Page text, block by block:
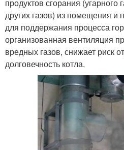
продуктов сгорания (угарного
других газов) из помещения и
для поддержания процесса
организованная вентиляция
вредных газов, снижает риск
долговечность котла.